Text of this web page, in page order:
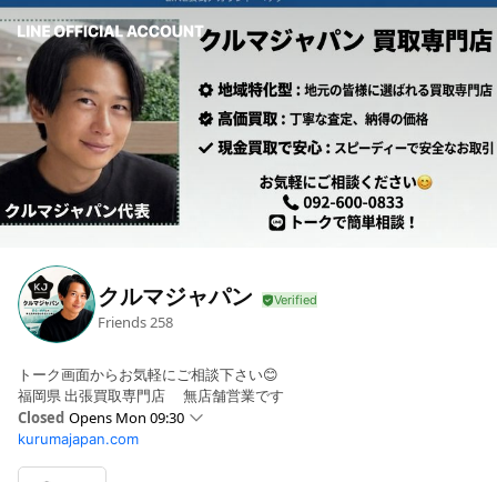
クルマジャパン
Friends258
トーク画面からお気軽にご相談下さい😊
福岡県 出張買取専門店 無店舗営業です
Closed Opens Mon 09:30
SunClosed
Mon09:30 - 18:30
kurumajapan.com